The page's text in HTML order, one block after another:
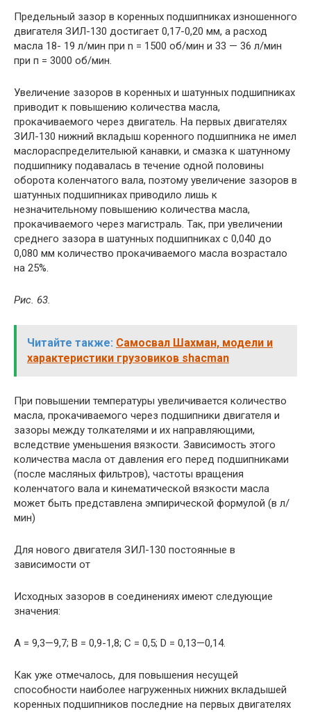
Предельный зазор в коренных подшипниках изношенного
двигателя ЗИЛ-130 достигает 0,17-0,20 мм, а расход
масла 18- 19 л/мин при n = 1500 об/мин и 33 — 36 л/мин
при п = 3000 об/мин.
Увеличение зазоров в коренных и шатунных подшипниках
приводит к повышению количества масла,
прокачиваемого через двигатель. На первых двигателях
ЗИЛ-130 нижний вкладыш коренного подшипника не имел
маслораспределителыюй канавки, и смазка к шатунному
подшипнику подавалась в течение одной половины
оборота коленчатого вала, поэтому увеличение зазоров в
шатунных подшипниках приводило лишь к
незначительному повышению количества масла,
прокачиваемого через магистраль. Так, при увеличении
среднего зазора в шатунных подшипниках с 0,040 до
0,080 мм количество прокачиваемого масла возрастало
на 25%.
Рис. 63.
Читайте также: Самосвал Шахман, модели и
характеристики грузовиков shacman
При повышении температуры увеличивается количество
масла, прокачиваемого через подшипники двигателя и
зазоры между толкателями и их направляющими,
вследствие уменьшения вязкости. Зависимость этого
количества масла от давления его перед подшипниками
(после масляных фильтров), частоты вращения
коленчатого вала и кинематической вязкости масла
может быть представлена эмпирической формулой (в л/
мин)
Для нового двигателя ЗИЛ-130 постоянные в
зависимости от
Исходных зазоров в соединениях имеют следующие
значения:
А = 9,3—9,7; В = 0,9-1,8; С = 0,5; D = 0,13—0,14.
Как уже отмечалось, для повышения несущей
способности наиболее нагруженных нижних вкладышей
коренных подшипников последние на первых двигателях